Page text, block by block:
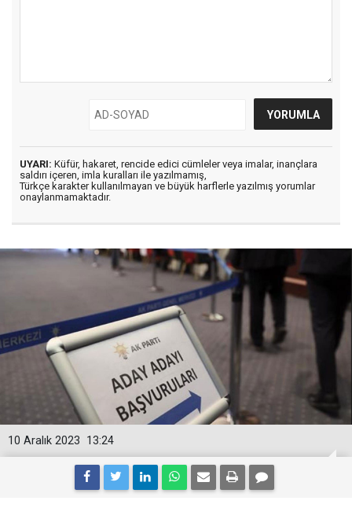
UYARI: Küfür, hakaret, rencide edici cümleler veya imalar, inançlara
saldırı içeren, imla kuralları ile yazılmamış,
Türkçe karakter kullanılmayan ve büyük harflerle yazılmış yorumlar
onaylanmamaktadır.
13:24
10 Aralık 2023